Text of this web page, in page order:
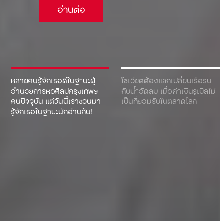
หลายคนรู้จักเธอดีในฐานะผู้
อำนวยการหอศิลปกรุงเทพฯ
คนปัจจุบัน แต่วันนี้เราชวนมา
รู้จักเธอในฐานะนักอ่านกัน!
โซเวียตต้องแลกเปลี่ยนเรือรบ
กับน้ำอัดลม เมื่อค่าเงินรูเบิลไม่
เป็นที่ยอมรับในตลาดโลก
อ่านต่อ